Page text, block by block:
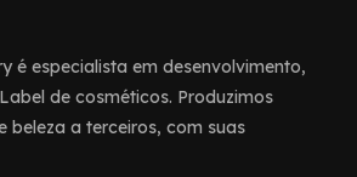
é especialista em desenvolvimento,
de cosméticos. Produzimos
beleza a terceiros, com suas